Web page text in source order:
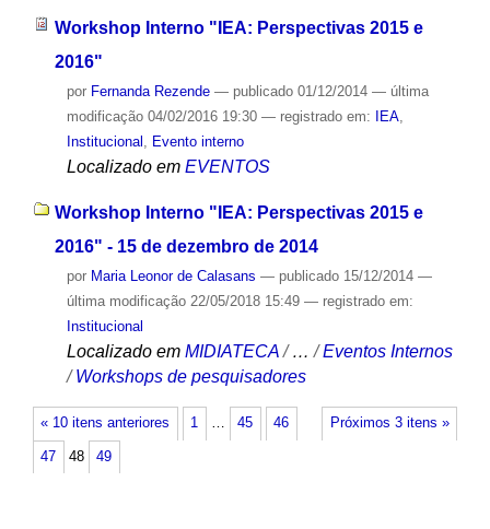
Workshop Interno "IEA: Perspectivas 2015 e
2016"
por Fernanda Rezende — publicado01/12/2014 — última
modificação04/02/2016 19:30 — registrado em: IEA,
Institucional
Evento interno
Localizado em EVENTOS
Workshop Interno "IEA: Perspectivas 2015 e
2016" - 15 de dezembro de 2014
por Maria Leonor de Calasans — publicado15/12/2014 —
última modificação22/05/2018 15:49 — registrado em:
Institucional
Localizado em MIDIATECA /…/Eventos Internos
/Workshops de pesquisadores
« 10 itens anteriores Próximos 3 itens »
1 … 45 46
47 48 49